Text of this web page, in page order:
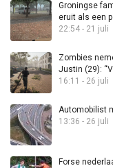
Groningse
eruit als een
22:54 - 21 juli
Zombies
Justin (29):
16:11 - 26 juli
Automobilist
13:36 - 26 juli
Forse